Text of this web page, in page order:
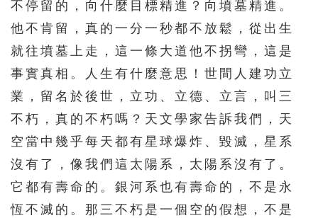
391 392 393 394 395
396 397 398 399 400
406 407 408 409 410
411 412 413 414 415
416 417 418 419 420
421 422 423 424 425
不停留的，向什麼目標精進？向墳墓精進。
他不肯留，真的一分一秒都不放鬆，從出生
就往墳墓上走，這一條大道他不拐彎，這是
事實真相。人生有什麼意思！世間人建功立
業，留名於後世，立功、立德、立言，叫三
不朽，真的不朽嗎？天文學家告訴我們，天
空當中幾乎每天都有星球爆炸、毀滅，星系
沒有了，像我們這太陽系，太陽系沒有了。
它都有壽命的。銀河系也有壽命的，不是永
恆不滅的。那三不朽是一個空的假想，不是